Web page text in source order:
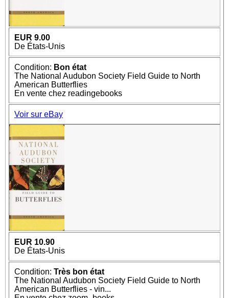
EUR 9.00
De États-Unis
Condition: Bon état
The National Audubon Society Field Guide to North
American Butterflies
En vente chez readingebooks
Voir sur eBay
EUR 10.90
De États-Unis
Condition: Très bon état
The National Audubon Society Field Guide to North
American Butterflies - vin...